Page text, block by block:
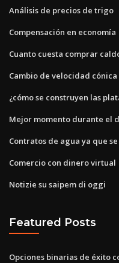
Análisis de precios de trigo
Compensación en economía
Cuanto cuesta comprar
Cambio de velocidad cónica
¿cómo se construyen las
Mejor momento durante el
Contratos de agua ya que
Comercio con dinero virtual
Notizie su saipem di oggi
Featured Posts
Opciones binarias de éxito